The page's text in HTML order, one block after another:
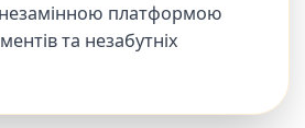
платформою
та незабутніх